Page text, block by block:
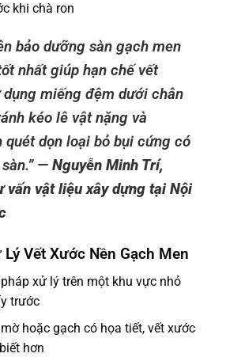
khi chà ron
bảo dưỡng sàn gạch men
nhất giúp hạn chế vết
miếng đệm dưới chân
kéo lê vật nặng và
quét dọn loại bỏ bụi cứng có
— Nguyễn Minh Trí,
vấn vật liệu xây dựng tại Nội
Vết Xước Nền Gạch Men
xử lý trên một khu vực nhỏ
trước
hoặc gạch có họa tiết, vết xước
hơn